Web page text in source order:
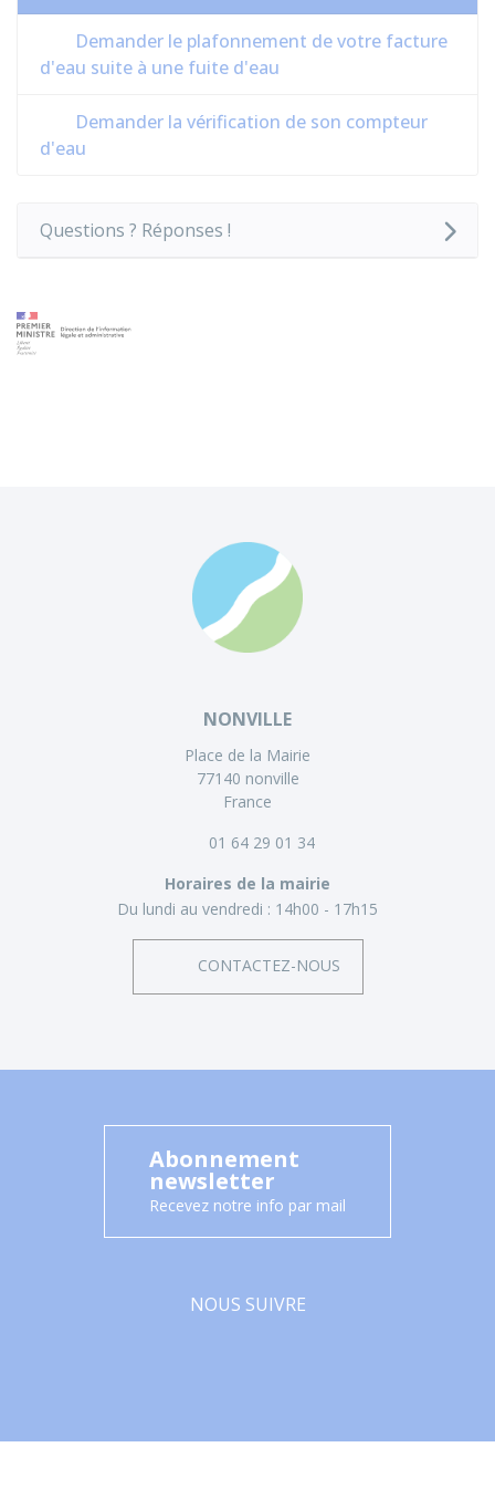
Demander le plafonnement de votre facture
d'eau suite à une fuite d'eau
Demander la vérification de son compteur
d'eau
Questions ? Réponses !
NONVILLE
Place de la Mairie
77140 nonville
France
01 64 29 01 34
Horaires de la mairie
Du lundi au vendredi : 14h00 - 17h15
CONTACTEZ-NOUS
Abonnement
newsletter
Recevez notre info par mail
NOUS SUIVRE